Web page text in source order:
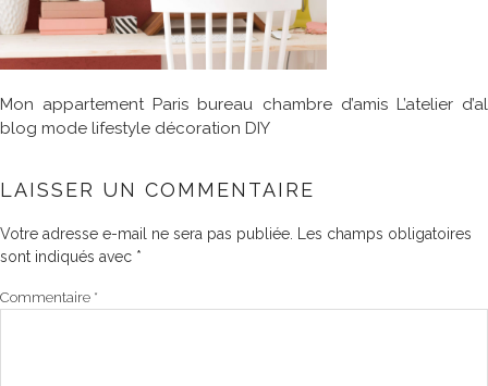
Mon appartement Paris bureau chambre d’amis L’atelier d’al
blog mode lifestyle décoration DIY
LAISSER UN COMMENTAIRE
Votre adresse e-mail ne sera pas publiée.
Les champs obligatoires
sont indiqués avec *
Commentaire *